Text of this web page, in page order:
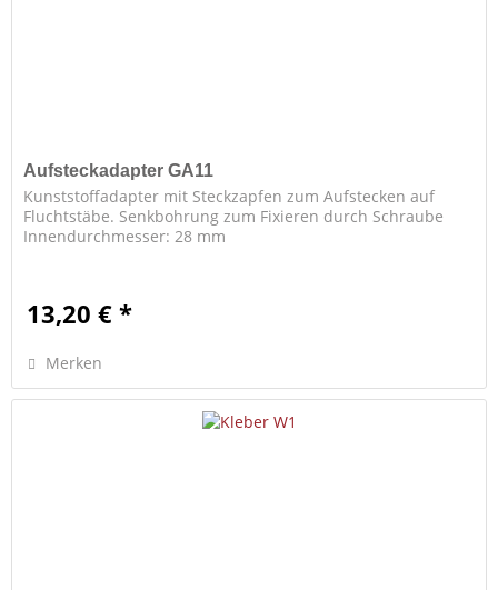
Aufsteckadapter GA11
Kunststoffadapter mit Steckzapfen zum Aufstecken auf
Fluchtstäbe. Senkbohrung zum Fixieren durch Schraube
Innendurchmesser: 28 mm
13,20 € *
Merken